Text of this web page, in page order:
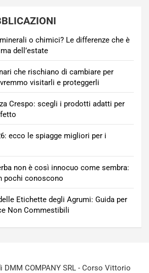
o chimici? Le differenze che è
dell’estate
che rischiano di cambiare per
visitarli e proteggerli
Crespo: scegli i prodotti adatti per
ecco le spiagge migliori per i
non è così innocuo come sembra:
pochi conoscono
Etichette degli Agrumi: Guida per
Non Commestibili
COMPANY SRL - Corso Vittorio